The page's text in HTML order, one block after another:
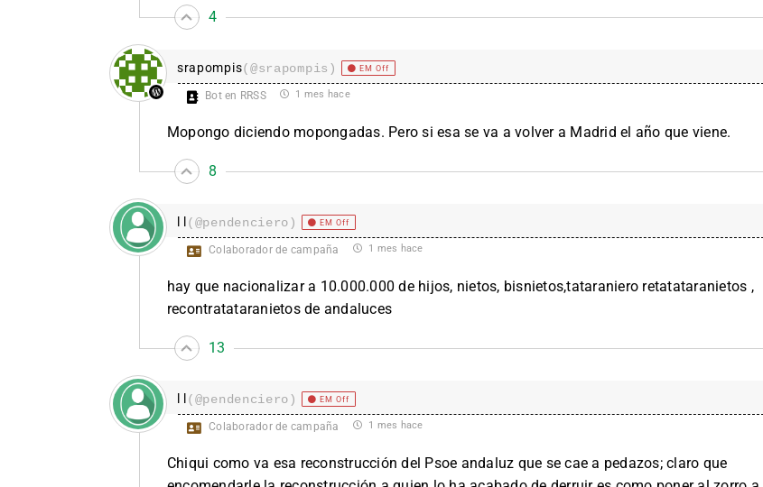
4
srapompis(@srapompis) EM Off
Bot en RRSS 1 mes hace
Mopongo diciendo mopongadas. Pero si esa se va a volver a Madrid el año que viene.
8
l l(@pendenciero) EM Off
Colaborador de campaña 1 mes hace
hay que nacionalizar a 10.000.000 de hijos, nietos, bisnietos,tataraniero retatataranietos ,
recontratataranietos de andaluces
13
l l(@pendenciero) EM Off
Colaborador de campaña 1 mes hace
Chiqui como va esa reconstrucción del Psoe andaluz que se cae a pedazos; claro que